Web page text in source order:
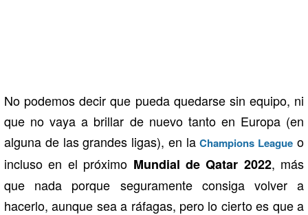
No podemos decir que pueda quedarse sin equipo, ni
que no vaya a brillar de nuevo tanto en Europa (en
alguna de las grandes ligas), en laChampions League o
incluso en el próximo Mundial de Qatar 2022, más
que nada porque seguramente consiga volver a
hacerlo, aunque sea a ráfagas, pero lo cierto es que a